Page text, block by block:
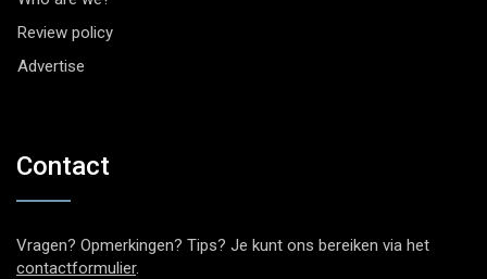
Review policy
Advertise
Contact
Vragen? Opmerkingen? Tips? Je kunt ons bereiken via het
contactformulier.